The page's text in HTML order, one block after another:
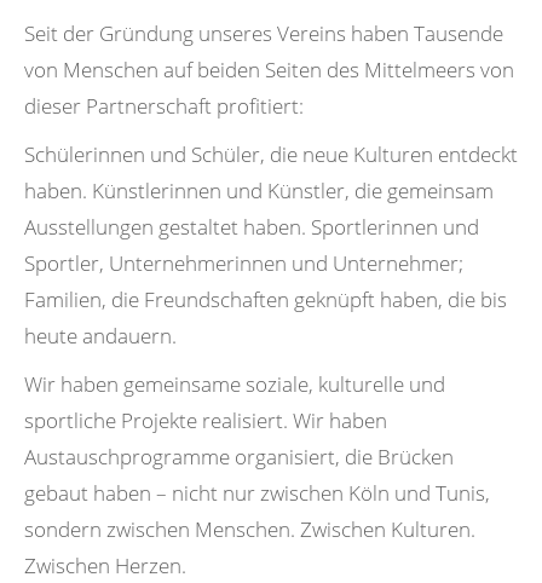
Seit der Gründung unseres Vereins haben Tausende
von Menschen auf beiden Seiten des Mittelmeers von
dieser Partnerschaft profitiert:
Schülerinnen und Schüler, die neue Kulturen entdeckt
haben. Künstlerinnen und Künstler, die gemeinsam
Ausstellungen gestaltet haben. Sportlerinnen und
Sportler, Unternehmerinnen und Unternehmer;
Familien, die Freundschaften geknüpft haben, die bis
heute andauern.
Wir haben gemeinsame soziale, kulturelle und
sportliche Projekte realisiert. Wir haben
Austauschprogramme organisiert, die Brücken
gebaut haben – nicht nur zwischen Köln und Tunis,
sondern zwischen Menschen. Zwischen Kulturen.
Zwischen Herzen.